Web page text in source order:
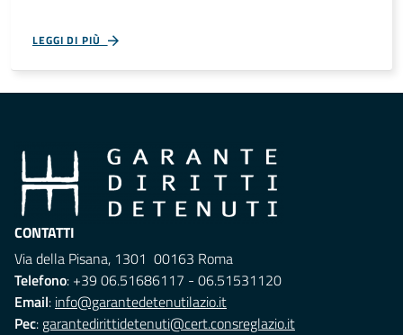
LEGGI DI PIÙ
CONTATTI
Via della Pisana, 1301 00163 Roma
Telefono: +39 06.51686117 - 06.51531120
Email: info@garantedetenutilazio.it
Pec: garantedirittidetenuti@cert.consreglazio.it